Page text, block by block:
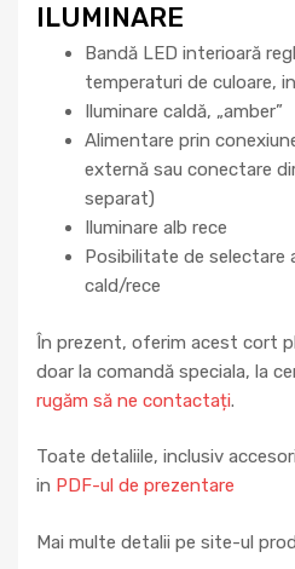
ILUMINARE
Bandă LED interioară
temperaturi de culoare,
Iluminare caldă, „amber”
Alimentare prin
externă sau conectare
separat)
Iluminare alb rece
Posibilitate de selectare
cald/rece
În prezent, oferim acest cort
doar la comandă speciala, la
rugăm să ne contactați.
Toate detaliile, inclusiv
in PDF-ul de prezentare
Mai multe detalii pe site-ul